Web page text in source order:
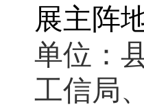
展主阵
单位：
工信局